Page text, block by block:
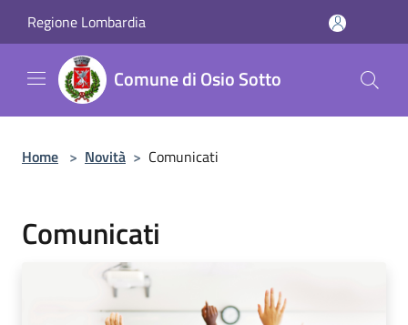
Regione Lombardia
Comune di Osio Sotto
Home > Novità > Comunicati
Comunicati